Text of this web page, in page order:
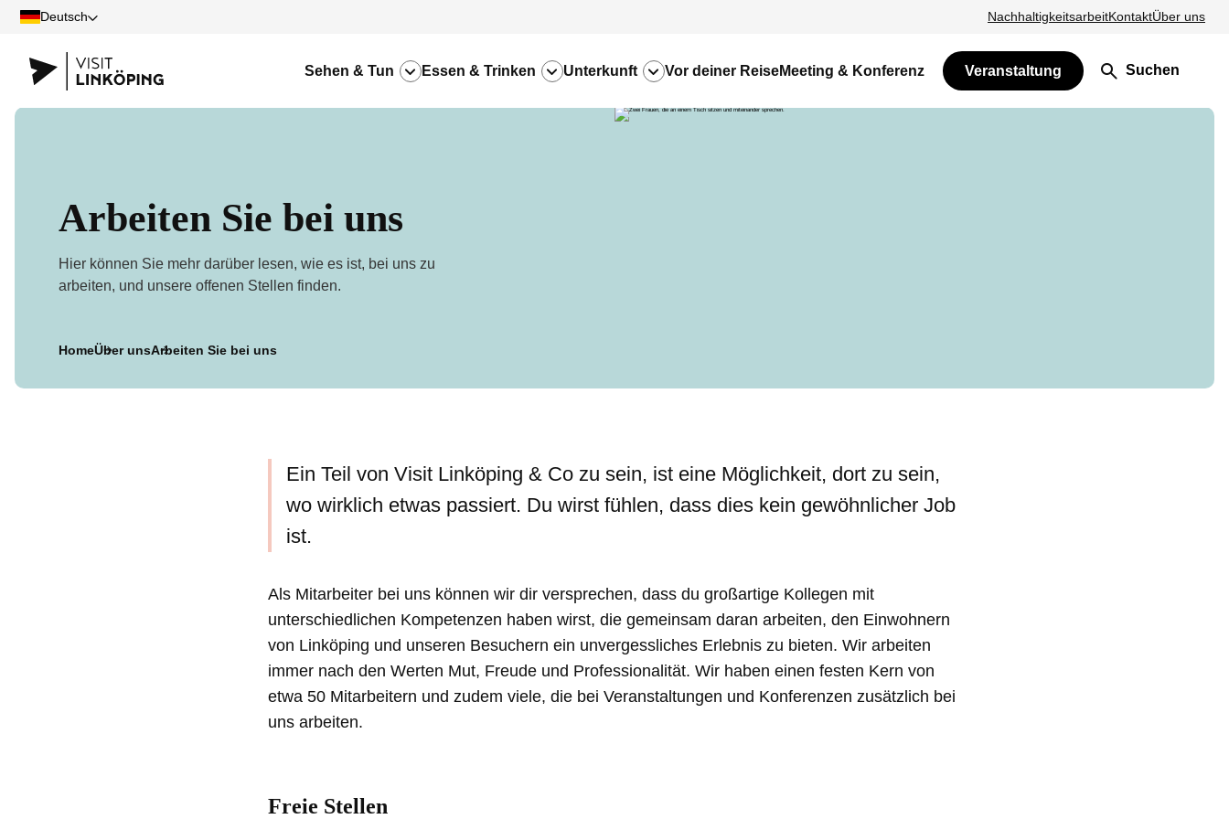
Deutsch NachhaltigkeitsarbeitKontaktÜber uns
Sehen & Tun Essen & Trinken Unterkunft Vor deiner ReiseMeeting & Konferenz Veranstaltung Suchen
Arbeiten Sie bei uns
Hier können Sie mehr darüber lesen, wie es ist, bei uns zu
arbeiten, und unsere offenen Stellen finden.
HomeÜber unsArbeiten Sie bei uns
Ein Teil von Visit Linköping & Co zu sein, ist eine Möglichkeit, dort zu sein,
wo wirklich etwas passiert. Du wirst fühlen, dass dies kein gewöhnlicher Job
ist.
Als Mitarbeiter bei uns können wir dir versprechen, dass du großartige Kollegen mit
unterschiedlichen Kompetenzen haben wirst, die gemeinsam daran arbeiten, den Einwohnern
von Linköping und unseren Besuchern ein unvergessliches Erlebnis zu bieten. Wir arbeiten
immer nach den Werten Mut, Freude und Professionalität. Wir haben einen festen Kern von
etwa 50 Mitarbeitern und zudem viele, die bei Veranstaltungen und Konferenzen zusätzlich bei
uns arbeiten.
Freie Stellen